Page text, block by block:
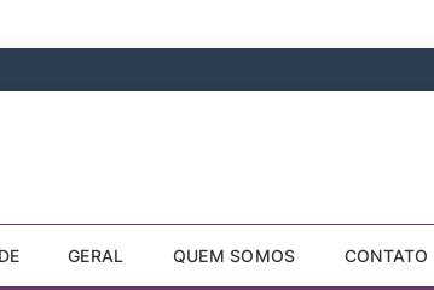
GERAL QUEM SOMOS CONTATO